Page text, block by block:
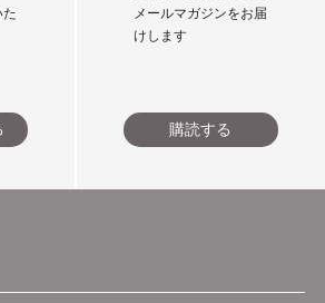
メールマガジンをお届
けします
購読する